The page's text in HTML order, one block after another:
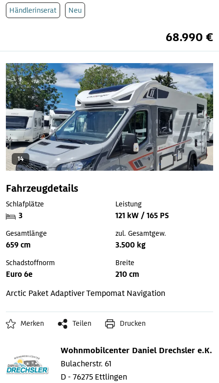
Händlerinserat Neu
68.990 €
14
Fahrzeugdetails
Schlafplätze
3
Leistung
121 kW / 165 PS
Gesamtlänge
659 cm
zul. Gesamtgew.
3.500 kg
Schadstoffnorm
Euro 6e
Breite
210 cm
Arctic PaketAdaptiver Tempomat Navigation
Merken Teilen Drucken
Wohnmobilcenter Daniel Drechsler e.K.
Bulacherstr. 61
D - 76275 Ettlingen